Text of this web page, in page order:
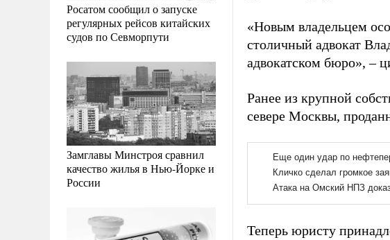
Росатом сообщил о запуске
регулярных рейсов китайских
судов по Севморпути
Замглавы Минстроя сравнил
качество жилья в Нью-Йорке и
России
«Новым владельцем
столичный адвокат
адвокатском бюро», –
Ранее из крупной
севере Москвы,
Теперь юристу